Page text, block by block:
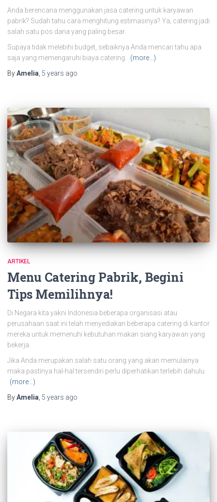
Anda berencana menggunakan jasa catering untuk karyawan
pabrik? Sudah tahu cara menghitung estimasinya? Ya, catering jadi
salah satu pos dana yang paling besar.
Supaya tidak melebihi budget, sebaiknya Anda mencari tahu apa
saja yang memengaruhi biaya catering.
(more…)
ByAmelia 5 years ago
ARTIKEL
Menu Catering Pabrik, Begini
Tips Memilihnya!
Di Negara kita yakni Indonesia beberapa organisasi atau
perusahaan saat ini telah menyediakan beberapa catering di kantor
mereka untuk memenuhi kebutuhan makan siang karyawan yang
bekerja.
Jika Anda merupakan salah satu orang yang akan memulainya
maka pastinya hal-hal tersendiri perlu diperhatikan terlebih dahulu.
(more…)
ByAmelia, 5 years ago